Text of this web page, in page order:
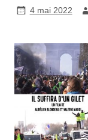
4 mai 2022